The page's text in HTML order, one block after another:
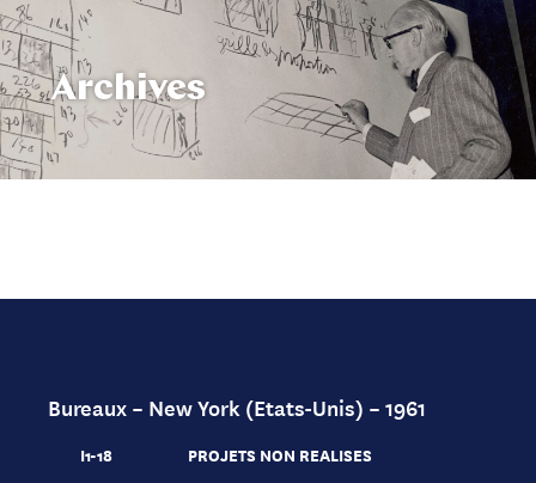
Archives
Bureaux – New York (Etats-Unis) – 1961
I1-18
PROJETS NON REALISES